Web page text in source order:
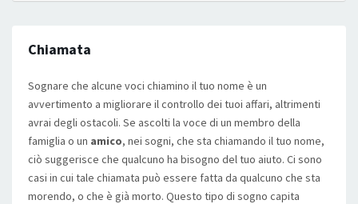
Chiamata
Sognare che alcune voci chiamino il tuo nome è un
avvertimento a migliorare il controllo dei tuoi affari, altrimenti
avrai degli ostacoli. Se ascolti la voce di un membro della
famiglia o un amico, nei sogni, che sta chiamando il tuo nome,
ciò suggerisce che qualcuno ha bisogno del tuo aiuto. Ci sono
casi in cui tale chiamata può essere fatta da qualcuno che sta
morendo, o che è già morto. Questo tipo di sogno capita